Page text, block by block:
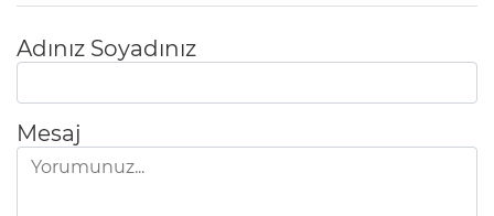
Adınız Soyadınız
Mesaj